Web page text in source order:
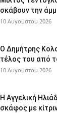
σκάβουν την
10 Αυγούστου 2026
Ο Δημήτρης
τέλος του από
10 Αυγούστου 2026
H Αγγελική
σκάφος με